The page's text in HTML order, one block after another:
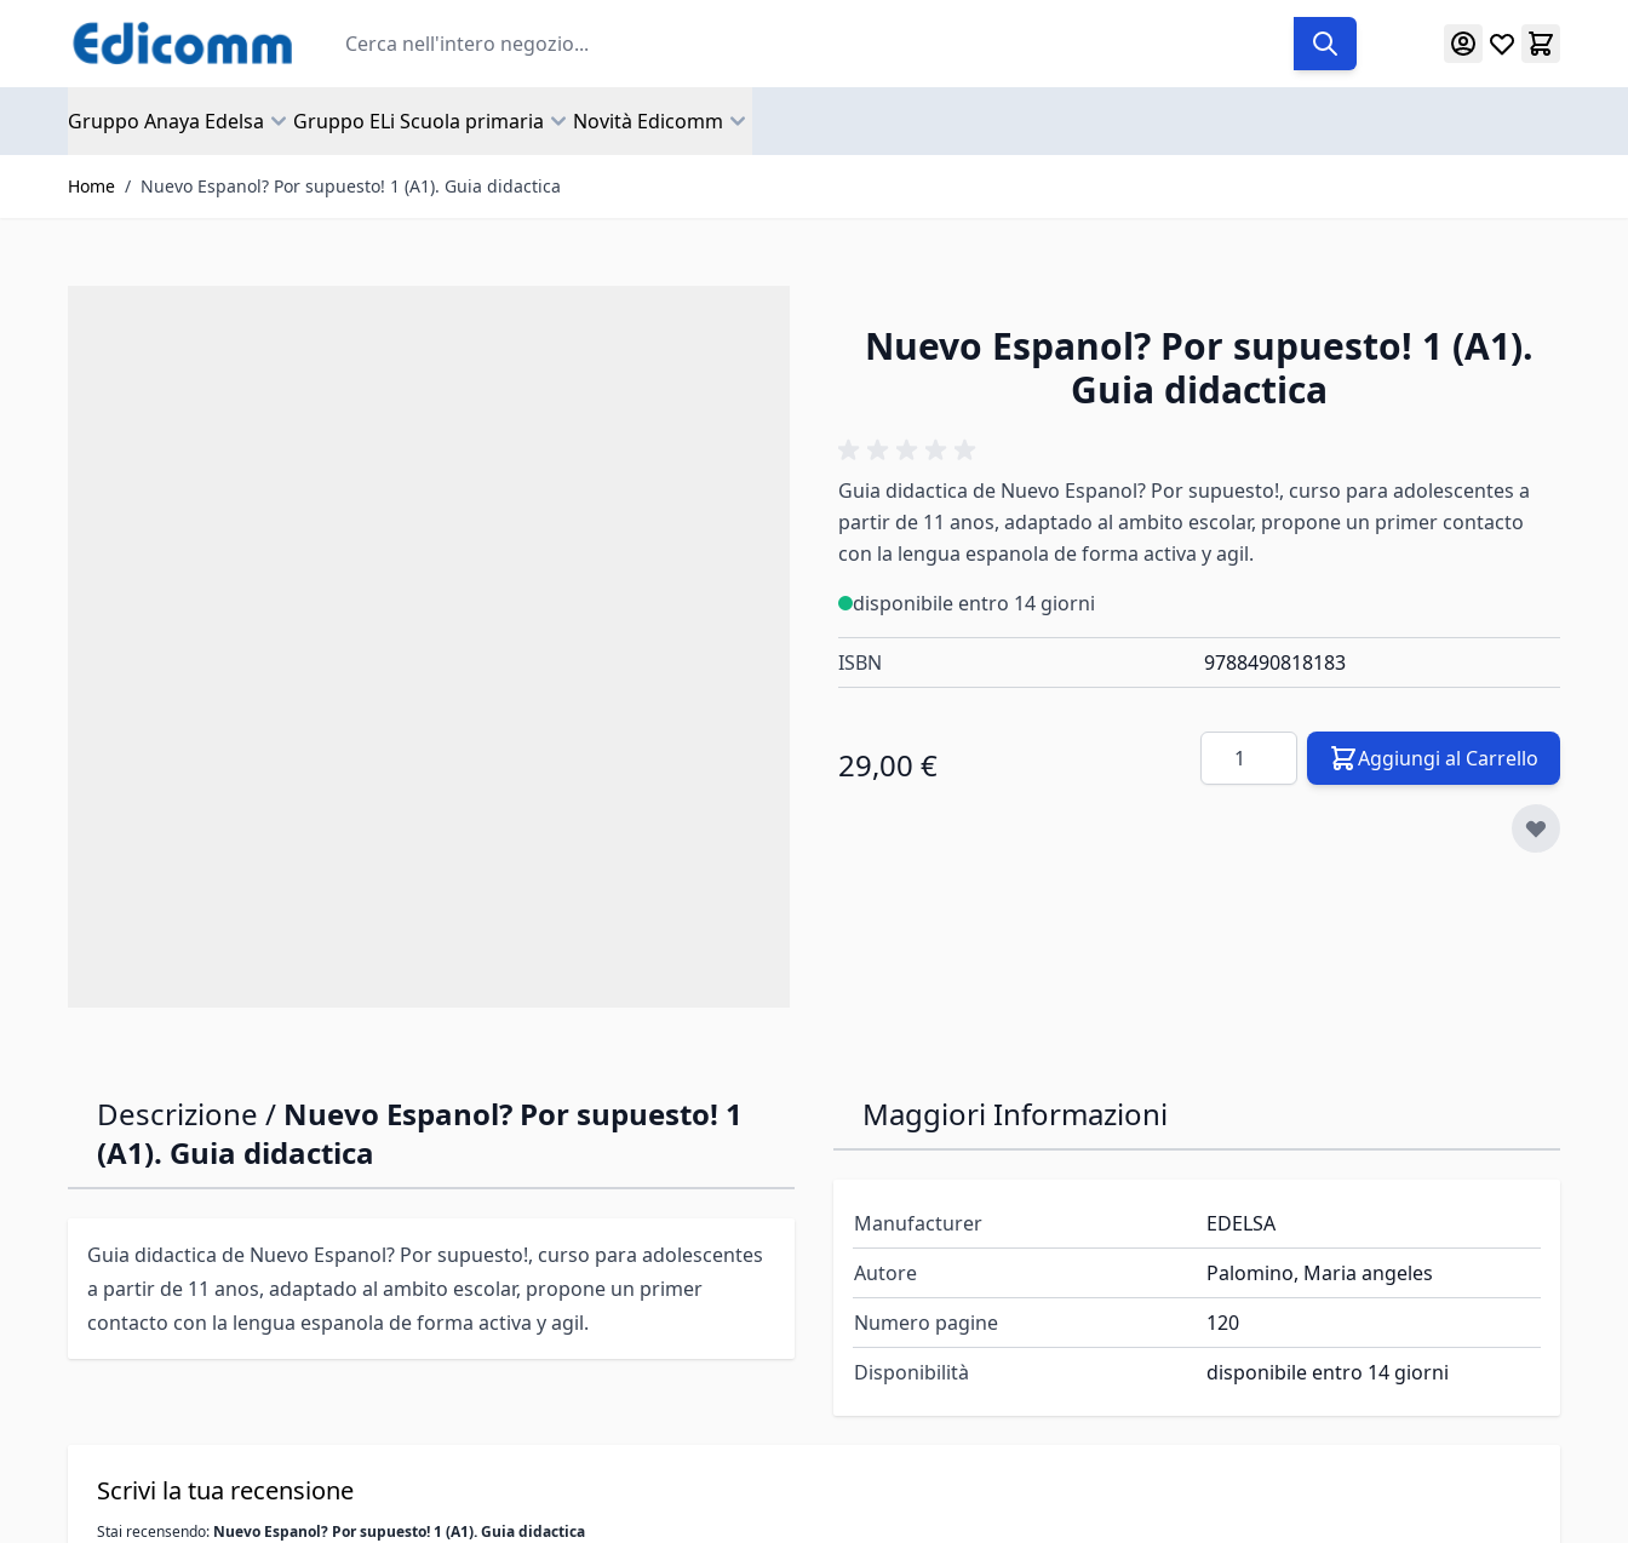
Search
Gruppo Anaya Edelsa Gruppo ELi Scuola primaria Novità Edicomm
Home / Nuevo Espanol? Por supuesto! 1 (A1). Guia didactica
Nuevo Espanol? Por supuesto! 1 (A1).
Guia didactica
Guia didactica de Nuevo Espanol? Por supuesto!, curso para adolescentes a
partir de 11 anos, adaptado al ambito escolar, propone un primer contacto
con la lengua espanola de forma activa y agil.
disponibile entro 14 giorni
ISBN 9788490818183
29,00 € Quantità Aggiungi al Carrello
Descrizione / Nuevo Espanol? Por supuesto! 1
(A1). Guia didactica
Guia didactica de Nuevo Espanol? Por supuesto!, curso para adolescentes
a partir de 11 anos, adaptado al ambito escolar, propone un primer
contacto con la lengua espanola de forma activa y agil.
Maggiori Informazioni
Manufacturer
EDELSA
Autore
Palomino, Maria angeles
Numero pagine
120
Disponibilità
disponibile entro 14 giorni
Scrivi la tua recensione
Stai recensendo: Nuevo Espanol? Por supuesto! 1 (A1). Guia didactica